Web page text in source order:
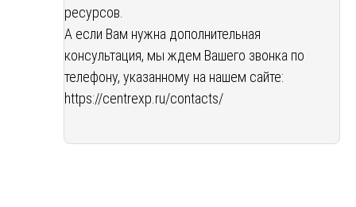
ресурсов.
А если Вам нужна дополнительная
консультация, мы ждем Вашего звонка по
телефону, указанному на нашем сайте:
https://centrexp.ru/contacts/